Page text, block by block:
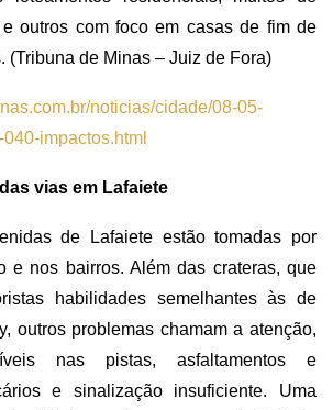
outros com foco em casas de fim de
(Tribuna de Minas – Juiz de Fora)
noticias/cidade/08-05-
impactos.html
vias em Lafaiete
de Lafaiete estão tomadas por
e nos bairros. Além das crateras, que
habilidades semelhantes às de
outros problemas chamam a atenção,
nas pistas, asfaltamentos e
e sinalização insuficiente. Uma